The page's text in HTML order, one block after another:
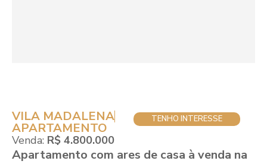
VILA MADALENA
APARTAMENTO
Venda: R$ 4.800.000
TENHO INTERESSE
Apartamento com ares de casa à venda na